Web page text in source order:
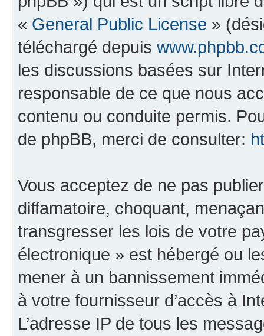
« General Public License »
téléchargé depuis
les discussions basées sur
responsable de ce que nous
contenu ou conduite permis.
de phpBB, merci de consulter:
Vous acceptez de ne pas
diffamatoire, choquant,
transgresser les lois de votre
électronique » est hébergé ou
mener à un bannissement
à votre fournisseur d’accès à
L’adresse IP de tous les